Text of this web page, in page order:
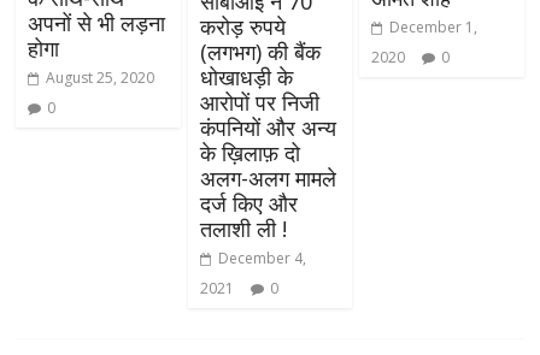
अपनों से भी लड़ना
होगा
August 25, 2020
0
करोड़ रुपये
(लगभग) की बैंक
धोखाधड़ी के
आरोपों पर निजी
कंपनियों और अन्य
के ख़िलाफ़ दो
अलग-अलग मामले
दर्ज किए और
तलाशी ली !
December 4,
2021
0
December 1,
2020
0